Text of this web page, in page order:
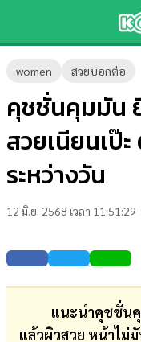
women สวยบอกต่อ
คุชชั่นคุมมัน
สวยเนียนเป๊
ระหว่างวัน
12 มิ.ย. 2568 เวลา 11:51:29
แนะนำคุชชั่นคุม
แล้วผิวสวย หน้าไม่
ข่าว-
ความ
รู้
บันเทิง
ตรวจ
หวย
บอล